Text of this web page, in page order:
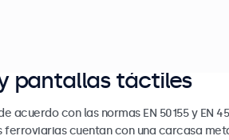
pantallas táctiles
con las normas EN 50155 y EN
cuentan con una carcasa